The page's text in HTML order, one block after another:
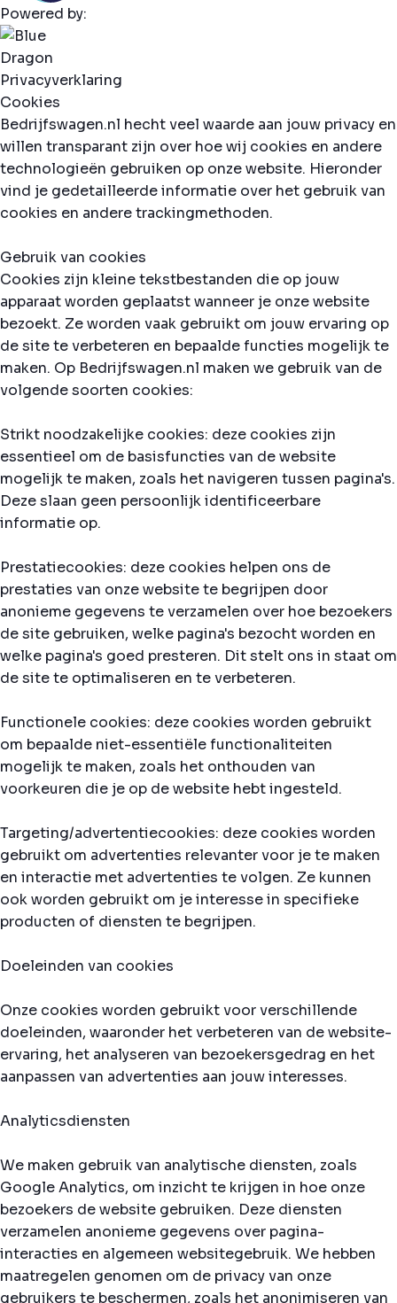
Powered by:
Privacyverklaring
Cookies
Bedrijfswagen.nl hecht veel waarde aan jouw privacy en
willen transparant zijn over hoe wij cookies en andere
technologieën gebruiken op onze website. Hieronder
vind je gedetailleerde informatie over het gebruik van
cookies en andere trackingmethoden.
Gebruik van cookies
Cookies zijn kleine tekstbestanden die op jouw
apparaat worden geplaatst wanneer je onze website
bezoekt. Ze worden vaak gebruikt om jouw ervaring op
de site te verbeteren en bepaalde functies mogelijk te
maken. Op Bedrijfswagen.nl maken we gebruik van de
volgende soorten cookies:
Strikt noodzakelijke cookies: deze cookies zijn
essentieel om de basisfuncties van de website
mogelijk te maken, zoals het navigeren tussen pagina's.
Deze slaan geen persoonlijk identificeerbare
informatie op.
Prestatiecookies: deze cookies helpen ons de
prestaties van onze website te begrijpen door
anonieme gegevens te verzamelen over hoe bezoekers
de site gebruiken, welke pagina's bezocht worden en
welke pagina's goed presteren. Dit stelt ons in staat om
de site te optimaliseren en te verbeteren.
Functionele cookies: deze cookies worden gebruikt
om bepaalde niet-essentiële functionaliteiten
mogelijk te maken, zoals het onthouden van
voorkeuren die je op de website hebt ingesteld.
Targeting/advertentiecookies: deze cookies worden
gebruikt om advertenties relevanter voor je te maken
en interactie met advertenties te volgen. Ze kunnen
ook worden gebruikt om je interesse in specifieke
producten of diensten te begrijpen.
Doeleinden van cookies
Onze cookies worden gebruikt voor verschillende
doeleinden, waaronder het verbeteren van de website-
ervaring, het analyseren van bezoekersgedrag en het
aanpassen van advertenties aan jouw interesses.
Analyticsdiensten
We maken gebruik van analytische diensten, zoals
Google Analytics, om inzicht te krijgen in hoe onze
bezoekers de website gebruiken. Deze diensten
verzamelen anonieme gegevens over pagina-
interacties en algemeen websitegebruik. We hebben
maatregelen genomen om de privacy van onze
gebruikers te beschermen, zoals het anonimiseren van